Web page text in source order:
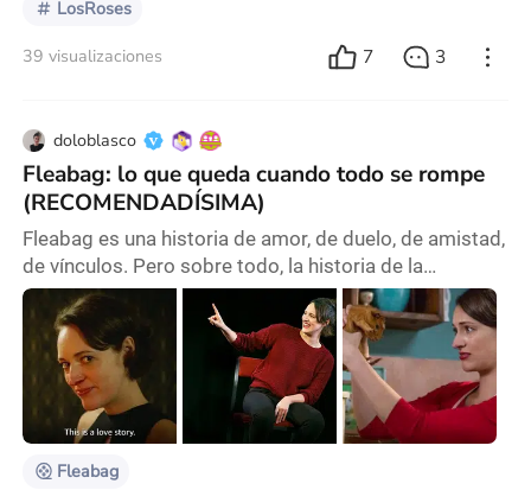
LosRoses
39 visualizaciones 7 3
doloblasco
Fleabag: lo que queda cuando todo se rompe
(RECOMENDADÍSIMA)
Fleabag es una historia de amor, de duelo, de amistad,
de vínculos. Pero sobre todo, la historia de la
búsqueda personal de una mujer, de un recorrido. Y
no, no estoy hablando de que alguien se perdió y hay
que encontrarlo; “Búsqueda de qué entonces”, te
preguntarás…bueno, de eso vamos a hablar. La serie
tiene varios años en su haber, de hecho, el año que
viene se estarán cumpliendo 10 años de su
Fleabag